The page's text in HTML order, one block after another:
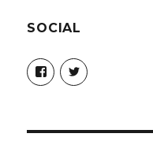
SOCIAL
Profil
von
christoph.fleischer1
anzeigen
Profil
von
anzeigen